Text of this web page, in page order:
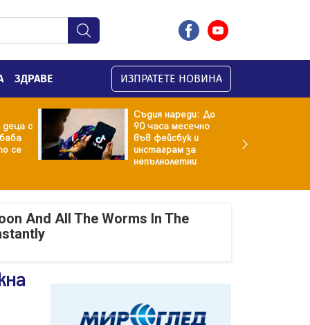
ЗДРАВЕ ИЗПРАТЕТЕ НОВИНА
с
се
Съдия нареди: До
90 часа месечно
във фейсбук и
инстаграм за
непълнолетни
And All The Worms In The